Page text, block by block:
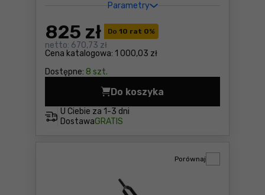
Parametry
Do 10 rat 0%
Cena katalogowa: 1 000,03 zł
825 zł
netto: 670,73 zł
Dostępne: 8 szt.
U Ciebie za 1-3 dni
DostawaGRATIS
Do koszyka
Ukośnica Zipper ZI-
Porównaj